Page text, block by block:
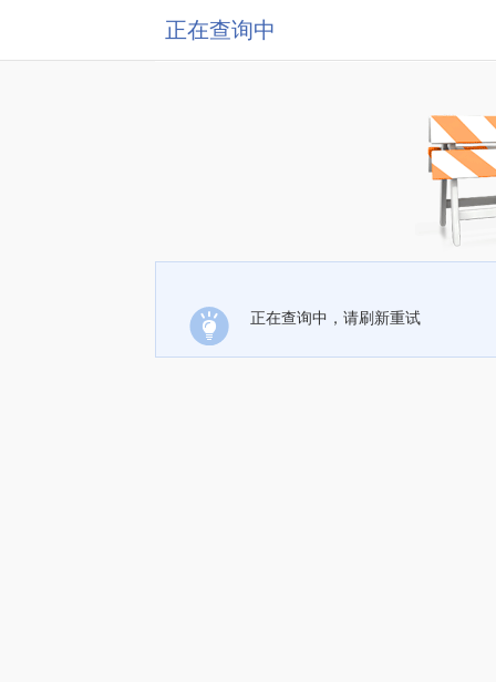
正在查询中
正在查询中，请刷新重试